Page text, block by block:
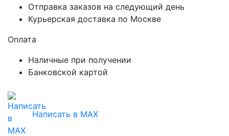
Отправка заказов на следующий день
Курьерская доставка по Москве
Оплата
Наличные при получении
Банковской картой
Написать в MAX